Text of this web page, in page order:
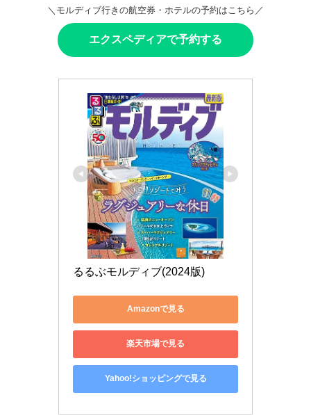
＼モルディブ行きの航空券・ホテルの予約はこちら／
エクスペディアで予約する
るるぶモルディブ(2024版)
Amazonで見る
楽天市場で見る
Yahoo!ショッピングで見る